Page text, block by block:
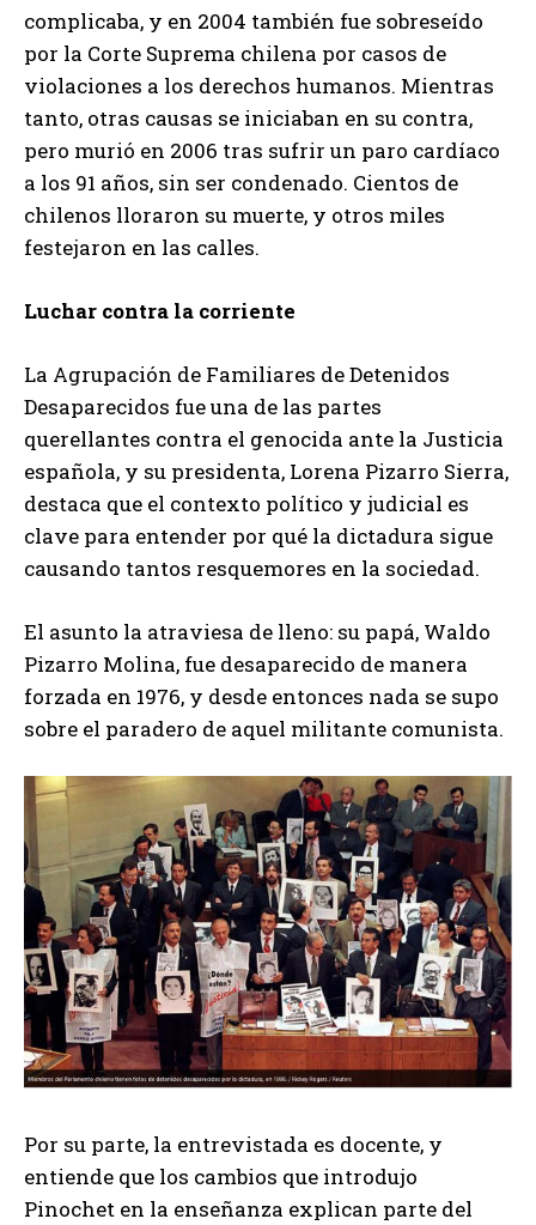
complicaba, y en 2004 también fue sobreseído
por la Corte Suprema chilena por casos de
violaciones a los derechos humanos. Mientras
tanto, otras causas se iniciaban en su contra,
pero murió en 2006 tras sufrir un paro cardíaco
a los 91 años, sin ser condenado. Cientos de
chilenos lloraron su muerte, y otros miles
festejaron en las calles.
Luchar contra la corriente
La Agrupación de Familiares de Detenidos
Desaparecidos fue una de las partes
querellantes contra el genocida ante la Justicia
española, y su presidenta, Lorena Pizarro Sierra,
destaca que el contexto político y judicial es
clave para entender por qué la dictadura sigue
causando tantos resquemores en la sociedad.
El asunto la atraviesa de lleno: su papá, Waldo
Pizarro Molina, fue desaparecido de manera
forzada en 1976, y desde entonces nada se supo
sobre el paradero de aquel militante comunista.
Por su parte, la entrevistada es docente, y
entiende que los cambios que introdujo
Pinochet en la enseñanza explican parte del